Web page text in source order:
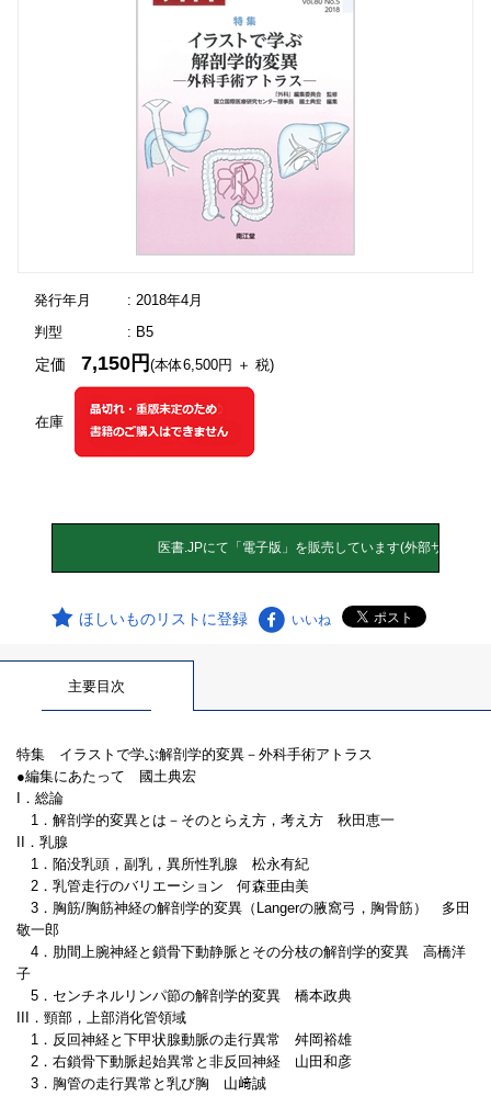
発行年月
: 2018年4月
判型
: B5
在庫
定価7,150円(本体6,500円 ＋ 税)
ほしいものリストに登録 いいね
主要目次
特集 イラストで学ぶ解剖学的変異－外科手術アトラス
●編集にあたって 國土典宏
I．総論
1．解剖学的変異とは－そのとらえ方，考え方 秋田恵一
II．乳腺
1．陥没乳頭，副乳，異所性乳腺 松永有紀
2．乳管走行のバリエーション 何森亜由美
3．胸筋/胸筋神経の解剖学的変異（Langerの腋窩弓，胸骨筋） 多田
敬一郎
4．肋間上腕神経と鎖骨下動静脈とその分枝の解剖学的変異 高橋洋
子
5．センチネルリンパ節の解剖学的変異 橋本政典
III．頸部，上部消化管領域
1．反回神経と下甲状腺動脈の走行異常 舛岡裕雄
2．右鎖骨下動脈起始異常と非反回神経 山田和彦
3．胸管の走行異常と乳び胸 山﨑誠